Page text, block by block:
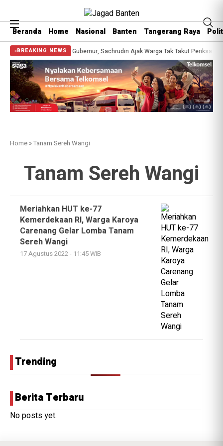
Beranda Home Nasional Banten Tangerang Raya
BREAKING NEWS
Gratis Bersama Gubernur, Sachrudin Ajak Warga Tak Takut Periksa
Home »Tanam Sereh Wangi
Tanam Sereh Wangi
Meriahkan HUT ke-77
Kemerdekaan RI, Warga Karoya
Carenang Gelar Lomba Tanam
Sereh Wangi
17 Agustus 2022 - 11:45 WIB
Trending
Berita Terbaru
No posts yet.